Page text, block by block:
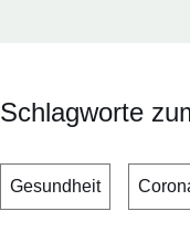
Schlagworte
Gesundheit